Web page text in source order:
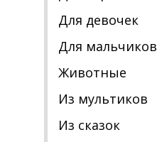
Для девочек
Для мальчиков
Животные
Из мультиков
Из сказок